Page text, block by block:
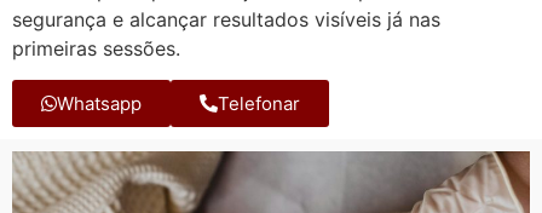
segurança e alcançar resultados visíveis já nas
primeiras sessões.
Whatsapp Telefonar